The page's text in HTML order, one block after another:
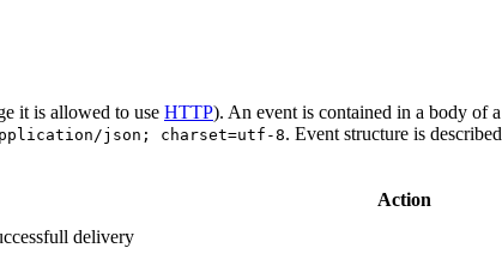
it is allowed to use HTTP). An event is contained in a body of a
json; charset=utf-8. Event structure is described
Action
delivery